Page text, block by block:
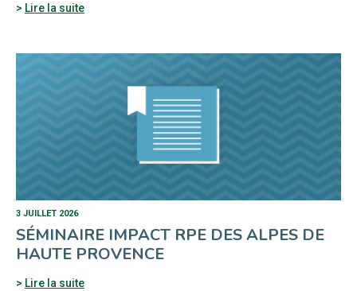
Lire la suite
3 JUILLET 2026
SÉMINAIRE IMPACT RPE DES ALPES DE
HAUTE PROVENCE
Lire la suite